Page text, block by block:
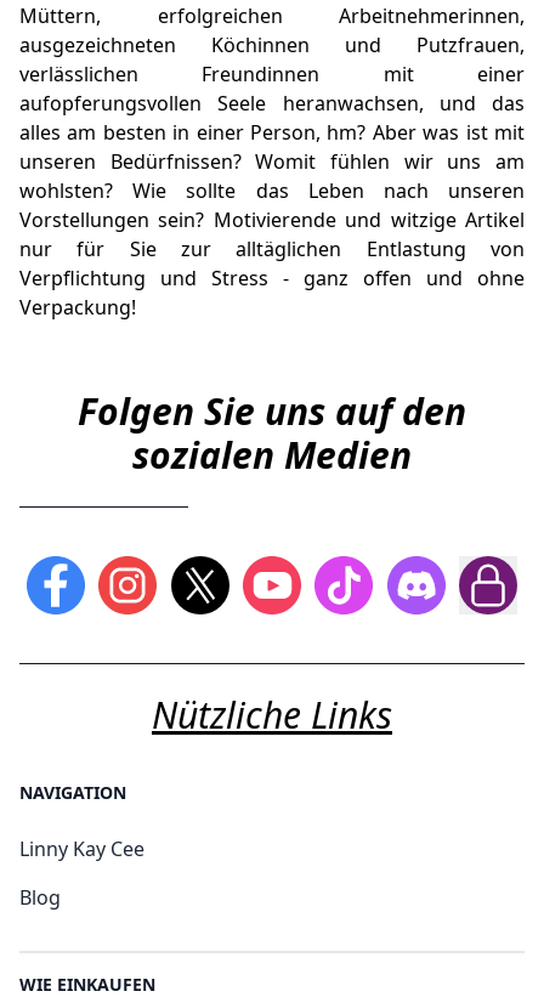
Müttern, erfolgreichen Arbeitnehmerinnen,
ausgezeichneten Köchinnen und Putzfrauen,
verlässlichen Freundinnen mit einer
aufopferungsvollen Seele heranwachsen, und das
alles am besten in einer Person, hm? Aber was ist mit
unseren Bedürfnissen? Womit fühlen wir uns am
wohlsten? Wie sollte das Leben nach unseren
Vorstellungen sein? Motivierende und witzige Artikel
nur für Sie zur alltäglichen Entlastung von
Verpflichtung und Stress - ganz offen und ohne
Verpackung!
Folgen Sie uns auf den
sozialen Medien
Nützliche Links
NAVIGATION
Linny Kay Cee
Blog
WIE EINKAUFEN